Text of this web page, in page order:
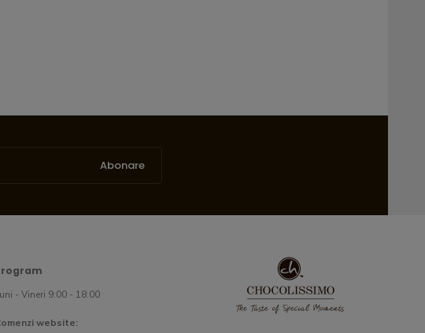
Abonare
- Vineri 9:00 - 18:00
website: